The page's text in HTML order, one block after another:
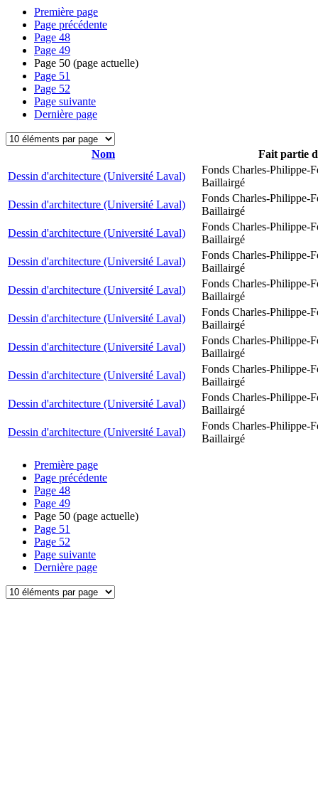
Première page
Page précédente
Page 48
Page 49
Page 50 (page actuelle)
Page 51
Page 52
Page suivante
Dernière page
Nom
Fait partie
Dessin d'architecture (Université Laval)
Fonds Charles-Philippe-
Baillairgé
Dessin d'architecture (Université Laval)
Fonds Charles-Philippe-
Baillairgé
Dessin d'architecture (Université Laval)
Fonds Charles-Philippe-
Baillairgé
Dessin d'architecture (Université Laval)
Fonds Charles-Philippe-
Baillairgé
Dessin d'architecture (Université Laval)
Fonds Charles-Philippe-
Baillairgé
Dessin d'architecture (Université Laval)
Fonds Charles-Philippe-
Baillairgé
Dessin d'architecture (Université Laval)
Fonds Charles-Philippe-
Baillairgé
Dessin d'architecture (Université Laval)
Fonds Charles-Philippe-
Baillairgé
Dessin d'architecture (Université Laval)
Fonds Charles-Philippe-
Baillairgé
Dessin d'architecture (Université Laval)
Fonds Charles-Philippe-
Baillairgé
Première page
Page précédente
Page 48
Page 49
Page 50 (page actuelle)
Page 51
Page 52
Page suivante
Dernière page